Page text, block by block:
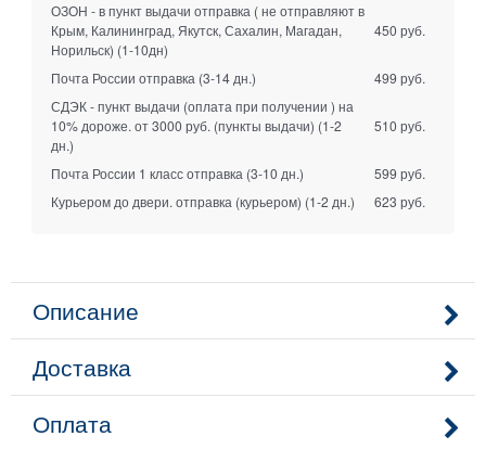
ОЗОН - в пункт выдачи отправка ( не отправляют в
Крым, Калининград, Якутск, Сахалин, Магадан,
Норильск) (1-10дн)
450 руб.
Почта России отправка (3-14 дн.)
499 руб.
СДЭК - пункт выдачи (оплата при получении ) на
10% дороже. от 3000 руб. (пункты выдачи) (1-2
дн.)
510 руб.
Почта России 1 класс отправка (3-10 дн.)
599 руб.
Курьером до двери. отправка (курьером) (1-2 дн.) 623 руб.
Описание
Доставка
Оплата